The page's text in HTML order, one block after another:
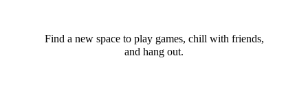
Find a new space to play games, chill with friends,
and hang out.